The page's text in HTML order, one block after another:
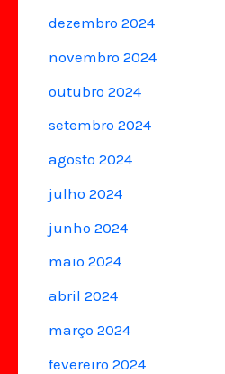
dezembro 2024
novembro 2024
outubro 2024
setembro 2024
agosto 2024
julho 2024
junho 2024
maio 2024
abril 2024
março 2024
fevereiro 2024